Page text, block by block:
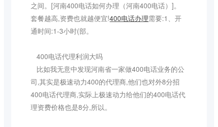
之间。[河南400电话如何办理（河南400电话）]。
套餐越高,资费也就越便宜!400电话办理需要:1、开
通时间:1-3小时(部。
400电话代理利润大吗
比如我无意中发现河南省一家做400电话业务的公
司,其实是极速动力400的代理商,他们也对外8分招
400电话代理商,实际上极速动力给他们的400电话代
理资费价格也是8分,所以。